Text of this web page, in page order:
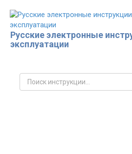
контенту
Русские электронные
эксплуатации
Поиск: